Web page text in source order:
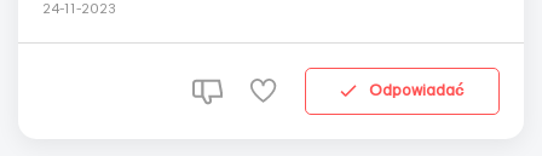
(старших кандидатов согласуем только с опытом) 👣
frekwencyjna) Зарплата до 10 числа ...
24-11-2023
Odpowiadać